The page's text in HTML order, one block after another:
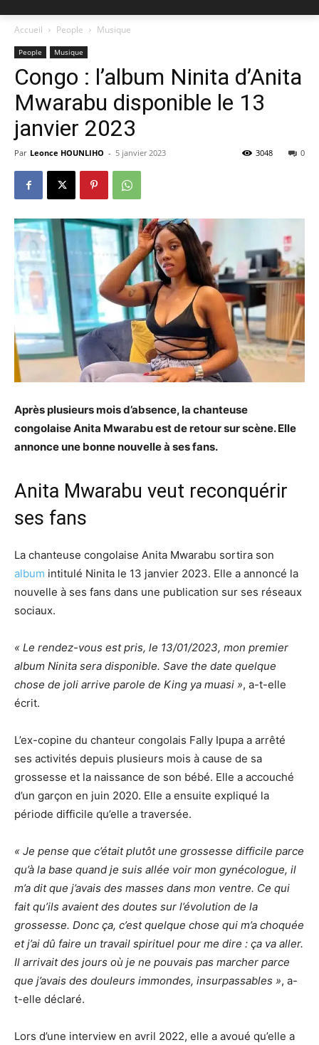
Accueil People Musique
People Musique
Congo : l’album Ninita d’Anita
Mwarabu disponible le 13
janvier 2023
Par Leonce HOUNLIHO - 5 janvier 2023 0
3048
Après plusieurs mois d’absence, la chanteuse
congolaise Anita Mwarabu est de retour sur scène. Elle
annonce une bonne nouvelle à ses fans.
Anita Mwarabu veut reconquérir
ses fans
La chanteuse congolaise Anita Mwarabu sortira son
album intitulé Ninita le 13 janvier 2023. Elle a annoncé la
nouvelle à ses fans dans une publication sur ses réseaux
sociaux.
« Le rendez-vous est pris, le 13/01/2023, mon premier
album Ninita sera disponible. Save the date quelque
chose de joli arrive parole de King ya muasi », a-t-elle
écrit.
L’ex-copine du chanteur congolais Fally Ipupa a arrêté
ses activités depuis plusieurs mois à cause de sa
grossesse et la naissance de son bébé. Elle a accouché
d’un garçon en juin 2020. Elle a ensuite expliqué la
période difficile qu’elle a traversée.
« Je pense que c’était plutôt une grossesse difficile parce
qu’à la base quand je suis allée voir mon gynécologue, il
m’a dit que j’avais des masses dans mon ventre. Ce qui
fait qu’ils avaient des doutes sur l’évolution de la
grossesse. Donc ça, c’est quelque chose qui m’a choquée
et j’ai dû faire un travail spirituel pour me dire : ça va aller.
Il arrivait des jours où je ne pouvais pas marcher parce
que j’avais des douleurs immondes, insurpassables », a-
t-elle déclaré.
Lors d’une interview en avril 2022, elle a avoué qu’elle a